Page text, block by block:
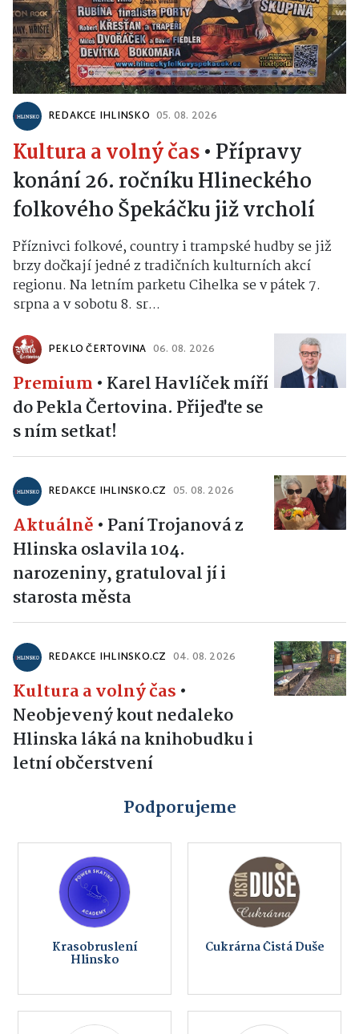
REDAKCE IHLINSKO 05. 08. 2026
Kultura a volný čas• Přípravy
konání 26. ročníku Hlineckého
folkového Špekáčku již vrcholí
Příznivci folkové, country i trampské hudby se již
brzy dočkají jedné z tradičních kulturních akcí
regionu. Na letním parketu Cihelka se v pátek 7.
srpna a v sobotu 8. sr...
PEKLO ČERTOVINA 06. 08. 2026
Premium • Karel Havlíček míří
do Pekla Čertovina. Přijeďte se
s ním setkat!
REDAKCE IHLINSKO.CZ 05. 08. 2026
Aktuálně • Paní Trojanová z
Hlinska oslavila 104.
narozeniny, gratuloval jí i
starosta města
REDAKCE IHLINSKO.CZ 04. 08. 2026
Kultura a volný čas •
Neobjevený kout nedaleko
Hlinska láká na knihobudku i
letní občerstvení
Podporujeme
Krasobruslení
Hlinsko
Cukrárna Čistá Duše